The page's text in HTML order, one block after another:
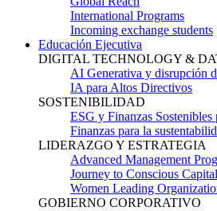
International Programs
Incoming exchange students
Educación Ejecutiva
DIGITAL TECHNOLOGY &
AI Generativa y disrupción
IA para Altos Directivos
SOSTENIBILIDAD
ESG y Finanzas Sostenibles
Finanzas para la
LIDERAZGO Y ESTRATEGIA
Advanced Management
Journey to Conscious
Women Leading
GOBIERNO CORPORATIVO